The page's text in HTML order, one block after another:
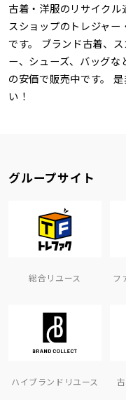
古着・洋服のリサイク
スショップのトレジャ
です。 ブランド古着、
ー、シューズ、バッグ
の安価で販売中です。
い！
グループサイト
総合リユース フ
ハイブランドリユース